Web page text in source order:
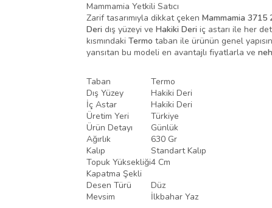
Mammamia Yetkili Satıcı
Zarif tasarımıyla dikkat çeken Mammamia 3715
Deri dış yüzeyi ve Hakiki Deri iç astarı ile her
kısmındaki Termo taban ile ürünün genel
yansıtan bu modeli en avantajlı fiyatlarla ve
Taban
Termo
Dış Yüzey
Hakiki Deri
İç Astar
Hakiki Deri
Üretim Yeri
Türkiye
Ürün Detayı
Günlük
Ağırlık
630 Gr
Kalıp
Standart Kalıp
Topuk Yüksekliği4 Cm
Kapatma Şekli
Desen Türü
Düz
Mevsim
İlkbahar Yaz